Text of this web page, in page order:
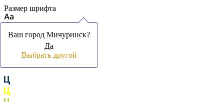
Размер шрифта
Цвет фона и шрифта
Ваш город Мичуринск?
Да
Выбрать другой
Ваш город Мичуринск?
Да
Выбрать другой